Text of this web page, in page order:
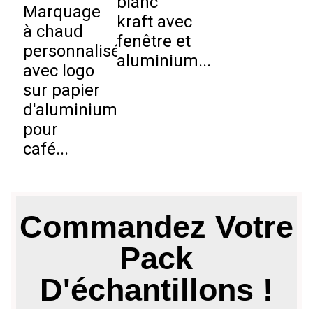
Marquage
à chaud
personnalisé
avec logo
sur papier
d'aluminium
pour
café...
kraft avec
fenêtre et
aluminium...
Commandez Votre
Pack
D'échantillons !